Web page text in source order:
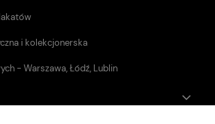
i kolekcjonerska
- Warszawa, Łódź, Lublin